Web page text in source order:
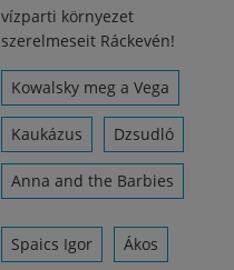
vízparti környezet
szerelmeseit Ráckevén!
Kowalsky meg a Vega
Kaukázus Dzsudló
Anna and the Barbies
Spaics Igor Ákos